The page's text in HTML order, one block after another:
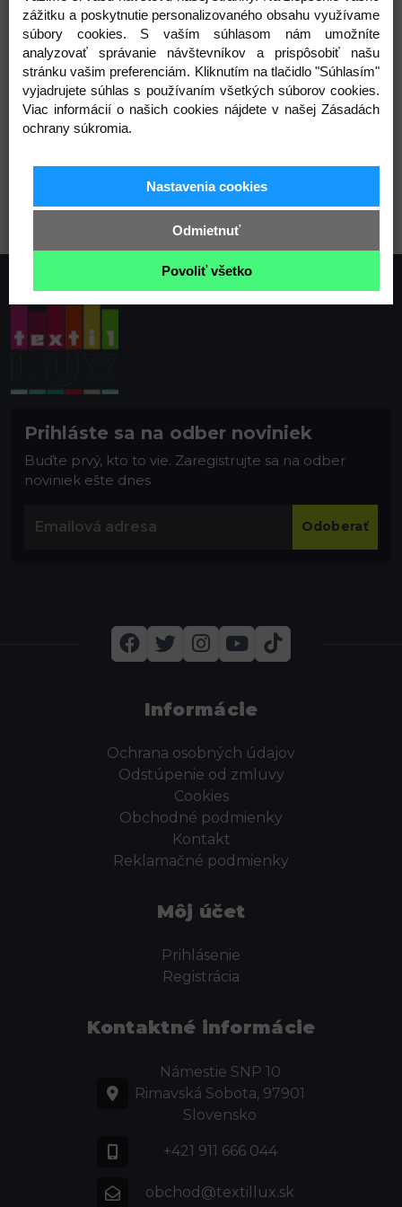
1 biela 2 krémová svetlá 3 čierna
8 modrá berlínska
Prihláste sa na odber noviniek
Buďte prvý, kto to vie. Zaregistrujte sa na odber
noviniek ešte dnes
Odoberať
Informácie
Ochrana osobných údajov
Odstúpenie od zmluvy
Cookies
Obchodné podmienky
Kontakt
Reklamačné podmienky
Môj účet
Prihlásenie
Registrácia
Kontaktné informácie
Námestie SNP 10
Rimavská Sobota, 97901
Slovensko
+421 911 666 044
obchod@textillux.sk
zážitku a poskytnutie personalizovaného obsahu využívame
súbory cookies. S vaším súhlasom nám umožníte
analyzovať správanie návštevníkov a prispôsobiť našu
stránku vašim preferenciám. Kliknutím na tlačidlo "Súhlasím"
vyjadrujete súhlas s používaním všetkých súborov cookies.
Viac informácií o našich cookies nájdete v našej Zásadách
ochrany súkromia.
Nastavenia cookies
Odmietnuť
Povoliť všetko